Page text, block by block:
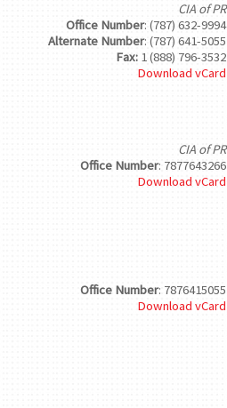
CIA of PR
Office Number: (787) 632-9994
Alternate Number: (787) 641-5055
Fax: 1 (888) 796-3532
Download vCard
CIA of PR
Office Number: 7877643266
Download vCard
Office Number: 7876415055
Download vCard